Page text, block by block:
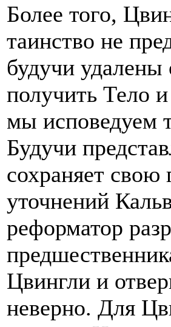
Более того,
таинство не
будучи
получить Тело
мы исповедуем
Будучи
сохраняет свою
уточнений
реформатор
Цвингли и
неверно. Для